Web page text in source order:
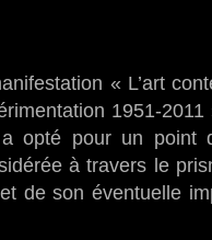
« L’art
1951-2011
opté pour un point
à travers le
de son éventuelle